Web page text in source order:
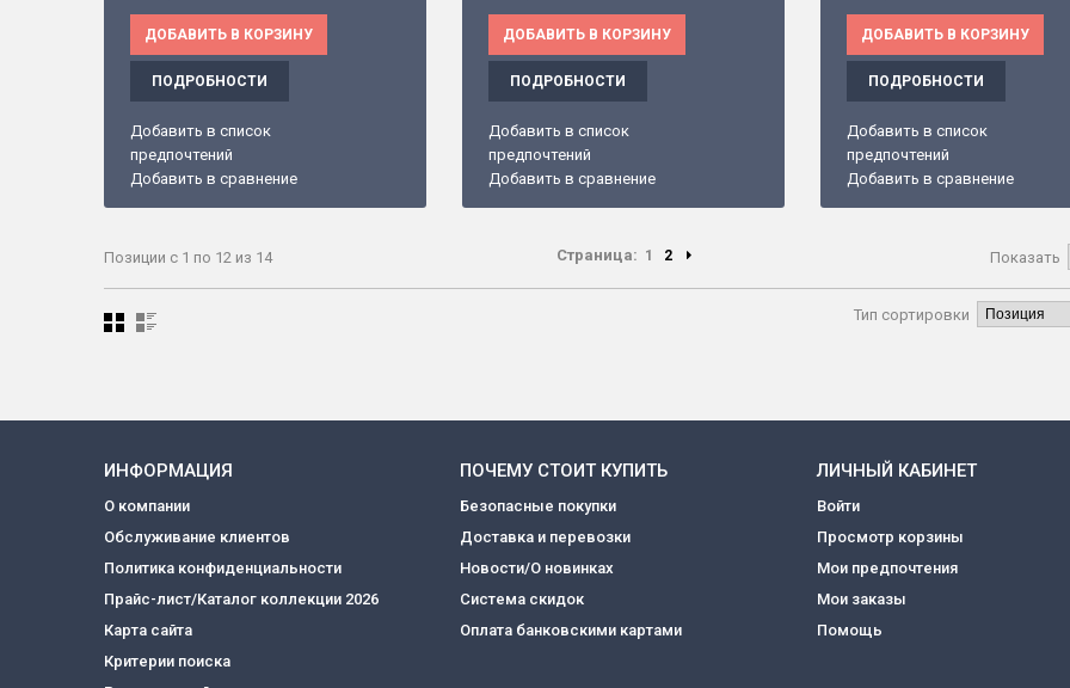
ДОБАВИТЬ В КОРЗИНУ
ПОДРОБНОСТИ
Добавить в список
предпочтений
Добавить в сравнение
ДОБАВИТЬ В КОРЗИНУ
ПОДРОБНОСТИ
Добавить в список
предпочтений
Добавить в сравнение
ДОБАВИТЬ В КОРЗИНУ
ПОДРОБНОСТИ
Добавить в список
предпочтений
Добавить в сравнение
Позиции с 1 по 12 из 14 Показать
Страница: 1 2
Тип сортировки
ИНФОРМАЦИЯ
О компании
Обслуживание клиентов
Политика конфиденциальности
Прайс-лист/Каталог коллекции 2026
Карта сайта
Критерии поиска
ПОЧЕМУ СТОИТ КУПИТЬ
Безопасные покупки
Доставка и перевозки
Новости/О новинках
Система скидок
Оплата банковскими картами
ЛИЧНЫЙ КАБИНЕТ
Войти
Просмотр корзины
Мои предпочтения
Мои заказы
Помощь